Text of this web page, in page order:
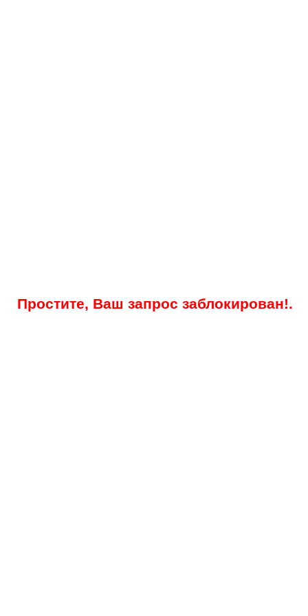
Простите, Ваш запрос заблокирован!.